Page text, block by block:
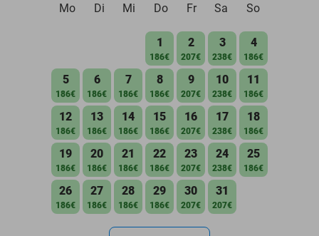
Mo
Di Mi Do Fr Sa So
1
186€
2
207€
3
238€
4
186€
5
186€
6
186€
7
186€
8
186€
9
207€
10
238€
11
186€
12
186€
13
186€
14
186€
15
186€
16
207€
17
238€
18
186€
19
186€
20
186€
21
186€
22
186€
23
207€
24
238€
25
186€
26
186€
27
186€
28
186€
29
186€
30
207€
31
207€